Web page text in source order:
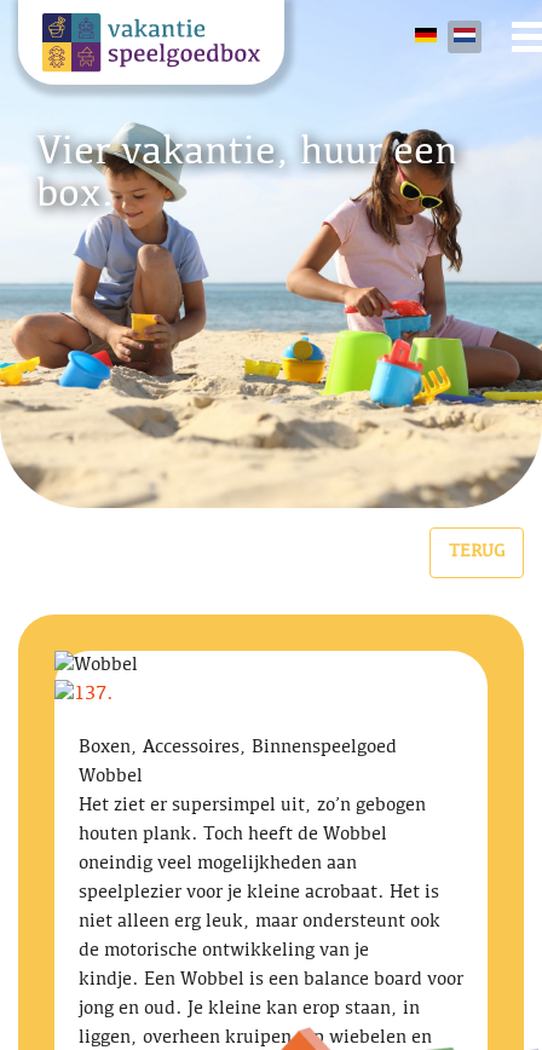
Vier vakantie, huur een
box.
TERUG
Boxen, Accessoires, Binnenspeelgoed
Wobbel
Het ziet er supersimpel uit, zo’n gebogen
houten plank. Toch heeft de Wobbel
oneindig veel mogelijkheden aan
speelplezier voor je kleine acrobaat. Het is
niet alleen erg leuk, maar ondersteunt ook
de motorische ontwikkeling van je
kindje. Een Wobbel is een balance board voor
jong en oud. Je kleine kan erop staan, in
liggen, overheen kruipen, op wiebelen en